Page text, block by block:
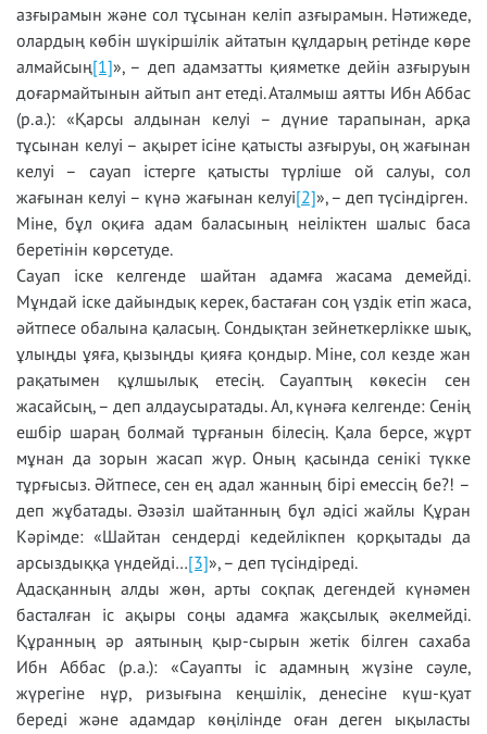
азғырамын және сол тұсынан келіп азғырамын. Нәтижеде,
олардың көбін шүкіршілік айтатын құлдарың ретінде көре
алмайсың[1]», – деп адамзатты қияметке дейін азғыруын
доғармайтынын айтып ант етеді. Аталмыш аятты Ибн Аббас
(р.а.): «Қарсы алдынан келуі – дүние тарапынан, арқа
тұсынан келуі – ақырет ісіне қатысты азғыруы, оң жағынан
келуі – сауап істерге қатысты түрліше ой салуы, сол
жағынан келуі – күнә жағынан келуі[2]», – деп түсіндірген.
Міне, бұл оқиға адам баласының неіліктен шалыс баса
беретінін көрсетуде.
Сауап іске келгенде шайтан адамға жасама демейді.
Мұндай іске дайындық керек, бастаған соң үздік етіп жаса,
әйтпесе обалына қаласың. Сондықтан зейнеткерлікке шық,
ұлыңды ұяға, қызыңды қияға қондыр. Міне, сол кезде жан
рақатымен құлшылық етесің. Сауаптың көкесін сен
жасайсың, – деп алдаусыратады. Ал, күнәға келгенде: Сенің
ешбір шараң болмай тұрғанын білесің. Қала берсе, жұрт
мұнан да зорын жасап жүр. Оның қасында сенікі түкке
тұрғысыз. Әйтпесе, сен ең адал жанның бірі емессің бе?! –
деп жұбатады. Әзәзіл шайтанның бұл әдісі жайлы Құран
Кәрімде: «Шайтан сендерді кедейлікпен қорқытады да
арсыздыққа үндейді…[3]», – деп түсіндіреді.
Адасқанның алды жөн, арты соқпақ дегендей күнәмен
басталған іс ақыры соңы адамға жақсылық әкелмейді.
Құранның әр аятының қыр-сырын жетік білген сахаба
Ибн Аббас (р.а.): «Сауапты іс адамның жүзіне сәуле,
жүрегіне нұр, ризығына кеңшілік, денесіне күш-қуат
береді және адамдар көңілінде оған деген ықыласты